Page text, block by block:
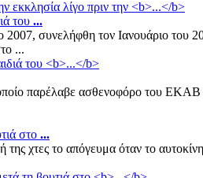
του ...
2007, συνελήφθη τον Ιανουάριο του
...
παρέλαβε ασθενοφόρο του
στο ...
της χτες το απόγευμα όταν το